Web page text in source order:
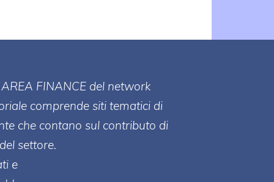
FINANCE del network
comprende siti tematici di
che contano sul contributo di
settore.
e